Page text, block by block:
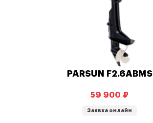
PARSUN F2.6ABMS
₽
Заявка онлайн